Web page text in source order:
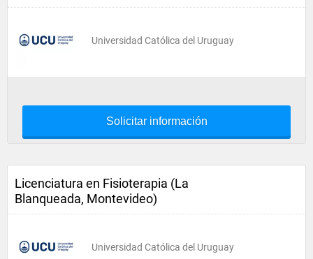
Universidad Católica del Uruguay
Solicitar información
Licenciatura en Fisioterapia (La
Blanqueada, Montevideo)
Universidad Católica del Uruguay